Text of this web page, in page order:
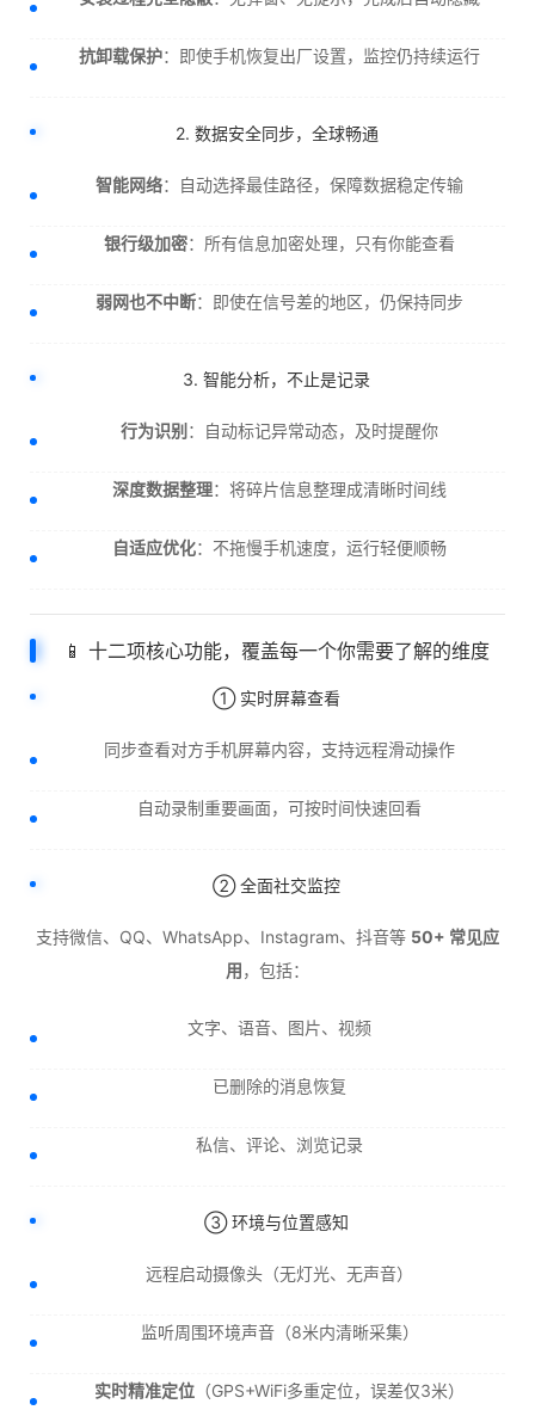
抗卸载保护：即使手机恢复出厂设置，监控仍持续运行
2. 数据安全同步，全球畅通
智能网络：自动选择最佳路径，保障数据稳定传输
银行级加密：所有信息加密处理，只有你能查看
弱网也不中断：即使在信号差的地区，仍保持同步
3. 智能分析，不止是记录
行为识别 ：自动标记异常动态，及时提醒你
深度数据整理：将碎片信息整理成清晰时间线
自适应优化：不拖慢手机速度，运行轻便顺畅
📱 十二项核心功能，覆盖每一个你需要了解的维度
① 实时屏幕查看
同步查看对方手机屏幕内容，支持远程滑动操作
自动录制重要画面，可按时间快速回看
② 全面社交监控
支持微信、QQ、WhatsApp、Instagram、抖音等 50+ 常见应
用，包括：
文字、语音、图片、视频
已删除的消息恢复
私信、评论、浏览记录
③ 环境与位置感知
远程启动摄像头（无灯光、无声音）
监听周围环境声音（8米内清晰采集）
实时精准定位 （GPS+WiFi多重定位，误差仅3米）